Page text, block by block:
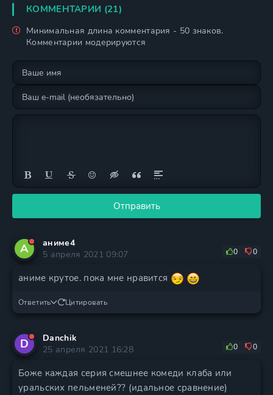
КОММЕНТАРИИ (21)
Минимальная длина комментария - 50 знаков.
Комментарии модерируются
Отправить
А
аниме4
5 апреля 2021 09:07
0 0
аниме крутое. пока мне нравится
Ответить Цитировать
D
Danchik
25 апреля 2021 16:28
0 0
Боже каждая серия смешнее комеди клаба или
уральских пельменей?? (идальное сравнение)